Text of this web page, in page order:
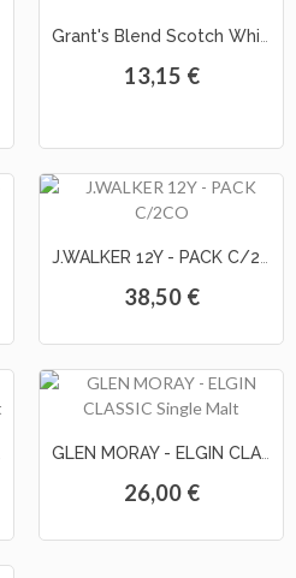
13,15 €
38,50 €
26,00 €